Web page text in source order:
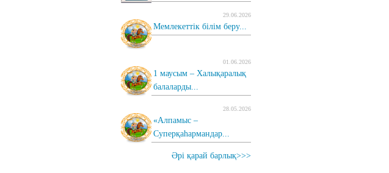
29.06.2026
Мемлекеттік білім беру...
01.06.2026
1 маусым – Халықаралық
балаларды...
28.05.2026
«Алпамыс –
Суперқаһармандар...
Әрі қарай барлық>>>